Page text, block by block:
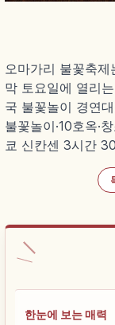
오마가리 불꽃축
막 토요일에 열리
국 불꽃놀이 경연
불꽃놀이·10호옥·
쿄 신칸센 3시간
한눈에 보는 매력